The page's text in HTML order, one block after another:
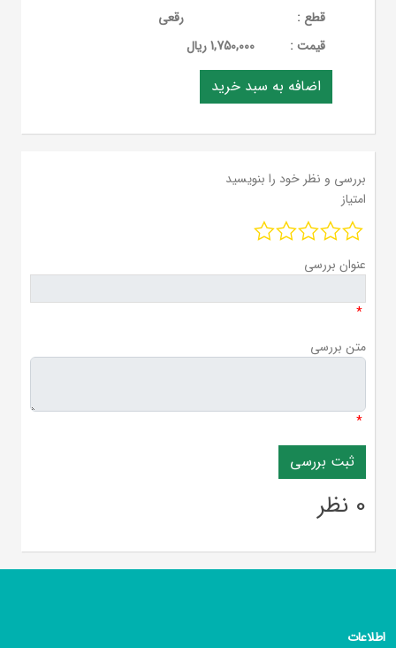
قطع :
رقعی
قيمت :
1,750,000 ریال
بررسی و نظر خود را بنویسید
امتیاز
عنوان بررسی
*
متن بررسی
*
0 نظر
اطلاعات